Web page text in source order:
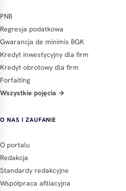
PNB
Regresja podatkowa
Gwarancja de minimis BGK
Kredyt inwestycyjny dla firm
Kredyt obrotowy dla firm
Forfaiting
Wszystkie pojęcia →
O NAS I ZAUFANIE
O portalu
Redakcja
Standardy redakcyjne
Współpraca afiliacyjna